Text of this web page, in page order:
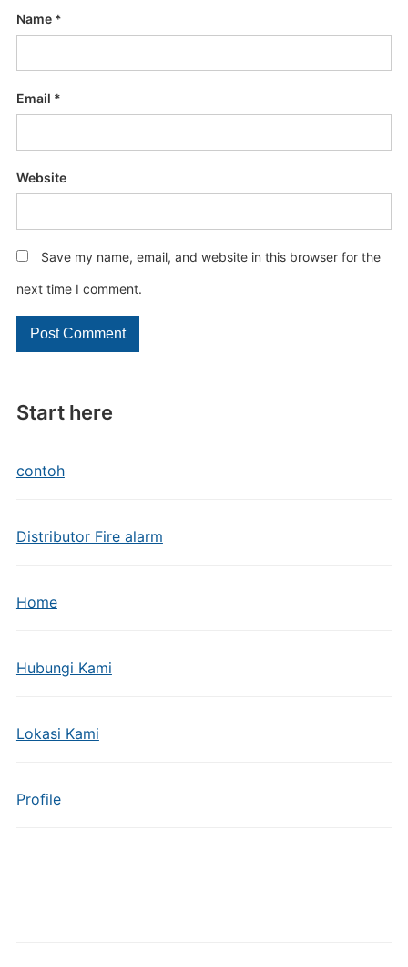
Start here
contoh
Distributor Fire alarm
Home
Hubungi Kami
Lokasi Kami
Profile
Name *
Email *
Website
Save my name, email, and website in this browser for the
next time I comment.